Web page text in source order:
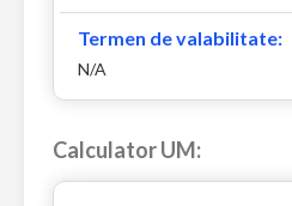
Termen de valabilitate:
N/A
Calculator UM: